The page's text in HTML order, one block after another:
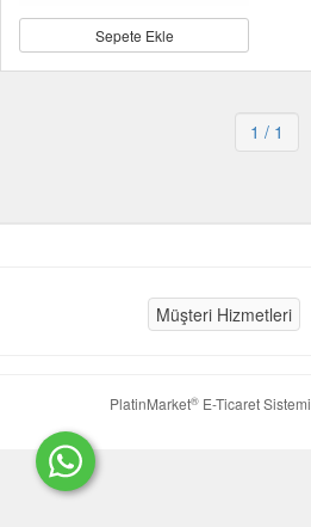
Sepete Ekle
1 / 1
Müşteri Hizmetleri
PlatinMarket®E-Ticaret Sistemi